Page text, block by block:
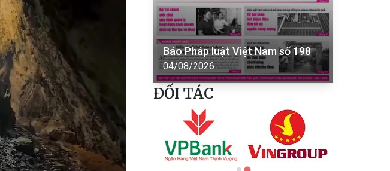
Báo Pháp luật Việt Nam số 198
04/08/2026
ĐỐI TÁC